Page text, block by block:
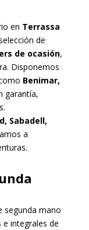
en Terrassa
de
de ocasión,
Disponemos
Benimar,
garantía,
Sabadell,
a
segunda mano
e integrales de